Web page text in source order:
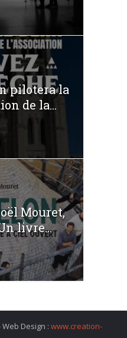
pilotera la
de la...
Mouret,
livre...
Design : www.creation-